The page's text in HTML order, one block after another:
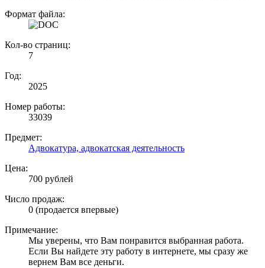
Формат файла:
Кол-во страниц:
7
Год:
2025
Номер работы:
33039
Предмет:
Адвокатура, адвокатская деятельность
Цена:
700 рублей
Число продаж:
0 (продается впервые)
Примечание:
Мы уверены, что Вам понравится выбранная работа.
Если Вы найдете эту работу в интернете, мы сразу же
вернем Вам все деньги.